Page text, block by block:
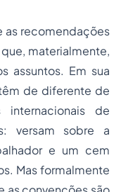
as recomendações
materialmente,
assuntos. Em sua
de diferente de
de
versam sobre a
e um cem
Mas formalmente